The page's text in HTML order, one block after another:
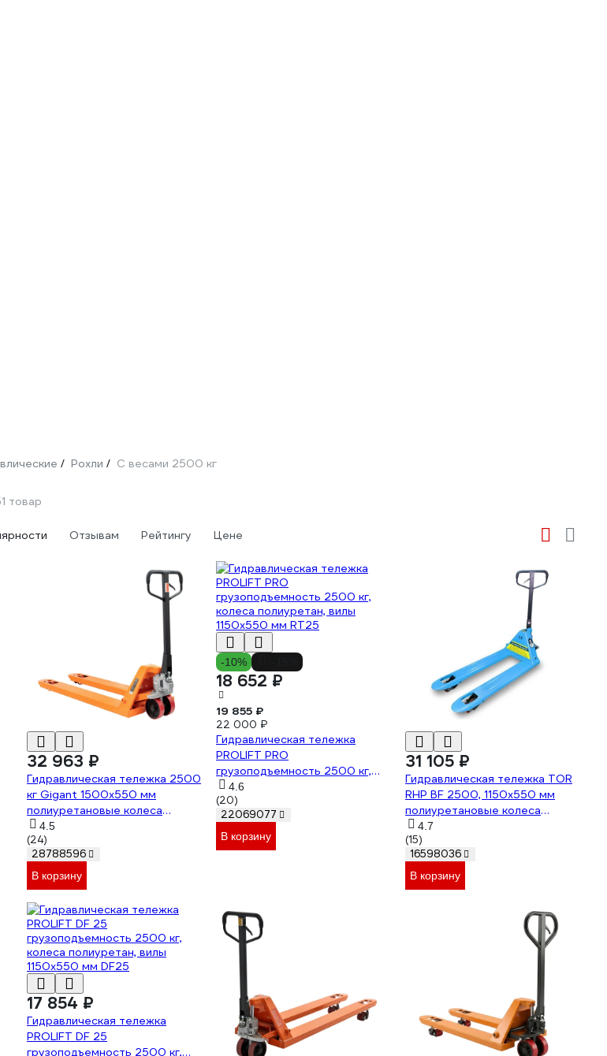
/ Рохли / С весами 2500 кг
товар
Отзывам Рейтингу Цене
32 963 ₽
Гидравлическая тележка 2500
кг Gigant 1500x550 мм
полиуретановые колеса
JHPT2500-1500-PO
4.5
(24)
28788596
В корзину
-10%
18 652 ₽
19 855 ₽
22 000 ₽
Гидравлическая тележка
PROLIFT PRO
грузоподъемность 2500 кг,
колеса полиуретан, вилы
1150x550 мм RT25
4.6
(20)
22069077
В корзину
31 105 ₽
Гидравлическая тележка TOR
RHP BF 2500, 1150х550 мм
полиуретановые колеса
1001602
4.7
(15)
16598036
В корзину
17 854 ₽
Гидравлическая тележка
PROLIFT DF 25
грузоподъемность 2500 кг,